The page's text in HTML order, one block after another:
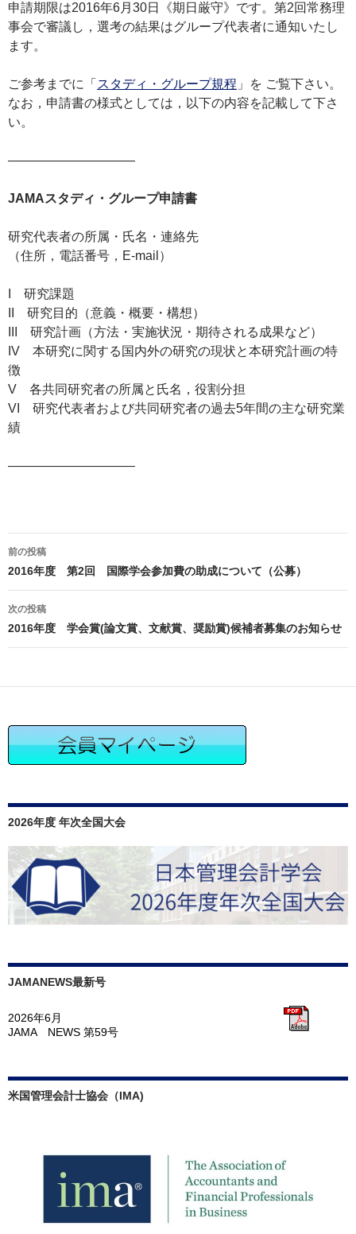
申請期限は2016年6月30日《期日厳守》です。第2回常務理
事会で審議し，選考の結果はグループ代表者に通知いたし
ます。
ご参考までに「 スタディ・グループ規程 」を ご覧下さい。
なお，申請書の様式としては，以下の内容を記載して下さ
い。
——————————
JAMAスタディ・グループ申請書
研究代表者の所属・氏名・連絡先
（住所，電話番号，E-mail）
I 研究課題
II 研究目的（意義・概要・構想）
III 研究計画（方法・実施状況・期待される成果など）
IV 本研究に関する国内外の研究の現状と本研究計画の特
徴
V 各共同研究者の所属と氏名，役割分担
VI 研究代表者および共同研究者の過去5年間の主な研究業
績
——————————
稿
ナ
ゲ
ー
ン
前の投稿
2016年度 第2回 国際学会参加費の助成について（公募）
次の投稿
2016年度 学会賞(論文賞、文献賞、奨励賞)候補者募集のお知らせ
2026年度 年次全国大会
JAMANEWS最新号
2026年6月
JAMA NEWS 第59号
米国管理会計士協会（IMA)